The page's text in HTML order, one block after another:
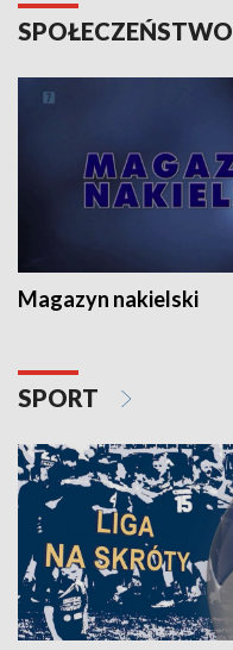
SPOŁECZEŃSTWO
Magazyn nakielski
SPORT